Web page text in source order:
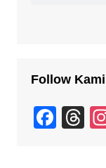
Follow
F
T